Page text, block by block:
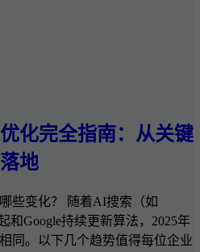
化完全指南：从关键
地
些变化？ 随着AI搜索（如
和Google持续更新算法，2025年
同。以下几个趋势值得每位企业